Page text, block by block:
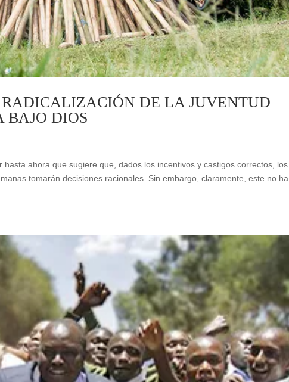
DE LA JUVENTUD
DIOS
ahora que sugiere que, dados los incentivos y castigos correctos, los
tomarán decisiones racionales. Sin embargo, claramente, este no ha